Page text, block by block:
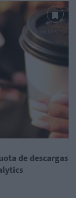
de descargas